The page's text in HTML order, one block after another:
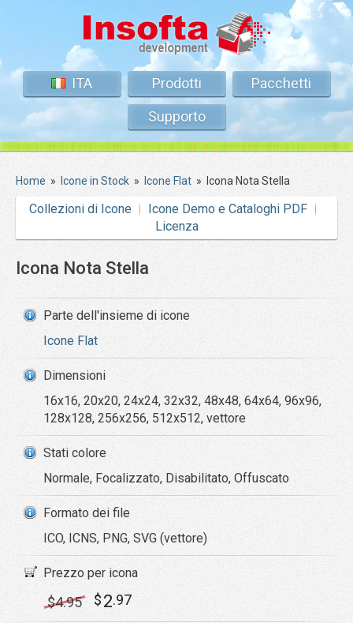
ITA Prodotti
Pacchetti
Supporto
Home » Icone in Stock » Icone Flat » Icona Nota Stella
Collezioni di Icone
Icone Demo e Cataloghi PDF
Licenza
Icona Nota Stella
Parte dell'insieme di icone
Icone Flat
Dimensioni
16x16, 20x20, 24x24, 32x32, 48x48, 64x64, 96x96,
128x128, 256x256, 512x512, vettore
Stati colore
Normale, Focalizzato, Disabilitato, Offuscato
Formato dei file
ICO, ICNS, PNG, SVG (vettore)
Prezzo per icona
$4.95 $2.97